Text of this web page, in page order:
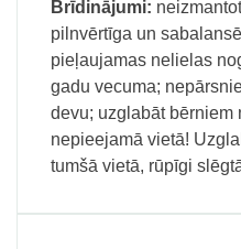
Brīdinājumi:
pilnvērtīga un
pieļaujamas nelielas
gadu vecuma;
devu; uzglabāt bērniem
nepieejamā vietā!
tumšā vietā, rūpīgi